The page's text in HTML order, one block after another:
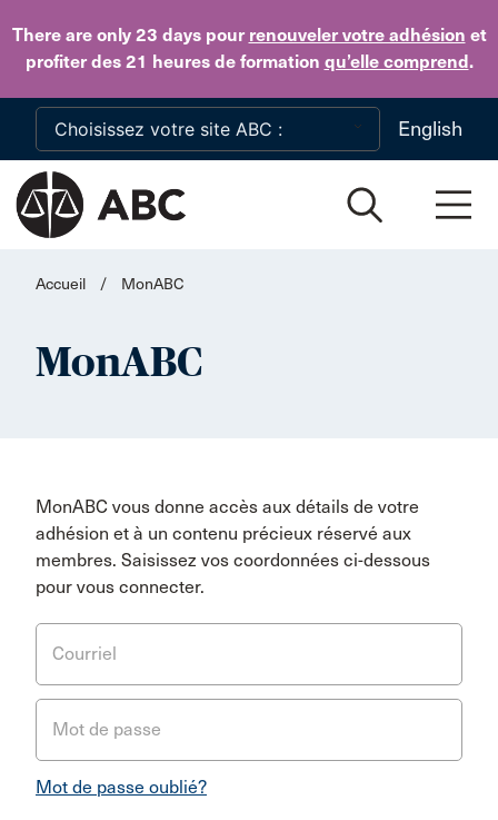
There are only 23 dayspour renouveler votre adhésion et
profiter des 21 heures de formation qu’elle comprend.
Skip to main content
English
Accueil / MonABC
MonABC
MonABC vous donne accès aux détails de votre
adhésion et à un contenu précieux réservé aux
membres. Saisissez vos coordonnées ci-dessous
pour vous connecter.
Courriel
Mot de passe
Mot de passe oublié?